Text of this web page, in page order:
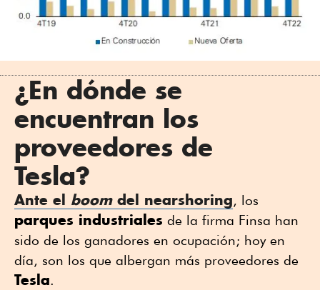
¿En dónde se
encuentran los
proveedores de
Tesla?
Ante el boomdel nearshoring, los
parques industriales de la firma Finsa han
sido de los ganadores en ocupación; hoy en
día, son los que albergan más proveedores de
Tesla.